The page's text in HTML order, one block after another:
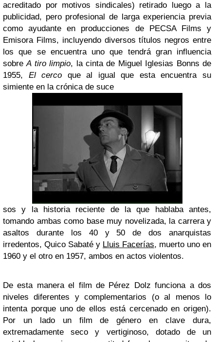
acreditado por motivos sindicales) retirado luego a la
publicidad, pero profesional de larga experiencia previa
como ayudante en producciones de PECSA Films y
Emisora Films, incluyendo diversos títulos negros entre
los que se encuentra uno que tendrá gran influencia
sobreA tiro limpio, la cinta de Miguel Iglesias Bonns de
1955, El cerco que al igual que esta encuentra su
simiente en la crónica de suce
sos y la historia reciente de la que hablaba antes,
tomando ambas como base muy novelizada, la carrera y
asaltos durante los 40 y 50 de dos anarquistas
irredentos, Quico Sabaté y Lluis Facerías, muerto uno en
1960 y el otro en 1957, ambos en actos violentos.
De esta manera el film de Pérez Dolz funciona a dos
niveles diferentes y complementarios (o al menos lo
intenta porque uno de ellos está cercenado en origen).
Por un lado un film de género en clave dura,
extremadamente seco y vertiginoso, dotado de un